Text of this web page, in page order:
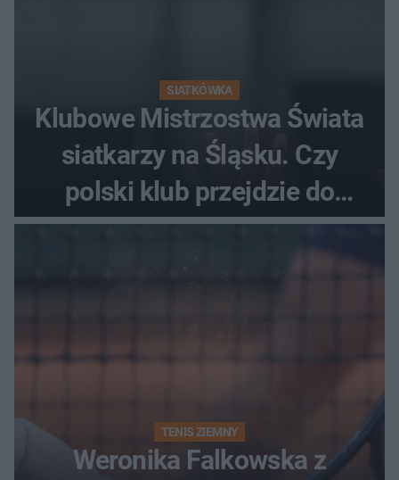
SIATKÓWKA
Klubowe Mistrzostwa Świata
siatkarzy na Śląsku. Czy
polski klub przejdzie do
historii
TENIS ZIEMNY
Weronika Falkowska z